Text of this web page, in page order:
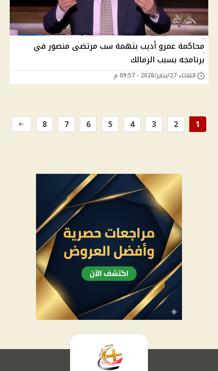
محاكمة عمرو أديب بتهمة سب مرتضى منصور في
برنامجه بسبب الزمالك
الثلاثاء 27/يناير/2026 - 09:57 م
1
2
3
4
5
6
7
8